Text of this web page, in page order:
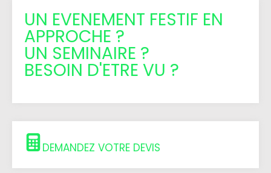
UN EVENEMENT FESTIF EN
APPROCHE ?
UN SEMINAIRE ?
BESOIN D'ETRE VU ?
DEMANDEZ VOTRE DEVIS